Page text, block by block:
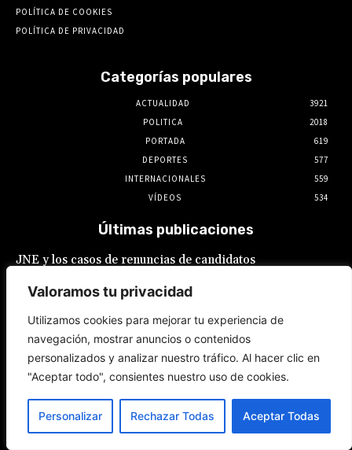
Valoramos tu privacidad
Utilizamos cookies para mejorar tu experiencia de
navegación, mostrar anuncios o contenidos
personalizados y analizar nuestro tráfico. Al hacer clic en
"Aceptar todo", consientes nuestro uso de cookies.
Personalizar Rechazar Todas Aceptar Todas
POLÍTICA DE COOKIES
POLÍTICA DE PRIVACIDAD
Categorías populares
ACTUALIDAD
3921
POLITICA
2018
PORTADA
619
DEPORTES
577
INTERNACIONALES
559
VÍDEOS
534
Últimas publicaciones
JNE y los casos de renuncias de candidatos
Constitución está por encima del reglamento
Rafael López Aliaga recibe sin rubor la
renuncia de Luis Rubio a la candidatura a la
alcaldía de Lima